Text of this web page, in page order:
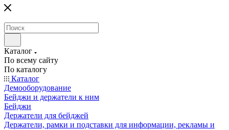
Каталог
По всему сайту
По каталогу
Каталог
Демооборудование
Бейджи и держатели к ним
Бейджи
Держатели для бейджей
Держатели, рамки и подставки для информации, рекламы и